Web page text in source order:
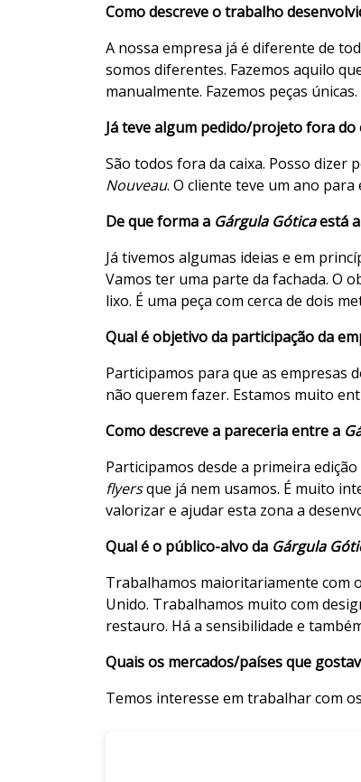
Como descreve o trabalho
A nossa empresa já é diferente de
somos diferentes. Fazemos aquilo
manualmente. Fazemos peças
Já teve algum pedido/projeto fora do
São todos fora da caixa. Posso
Nouveau. O cliente teve um ano
De que forma a Gárgula Góticaestá
Já tivemos algumas ideias e em
Vamos ter uma parte da fachada. O
lixo. É uma peça com cerca de dois
Qual é objetivo da participação da
Participamos para que as empresas
não querem fazer. Estamos muito
Como descreve a pareceria entre a
Participamos desde a primeira
flyersque já nem usamos. É muito
valorizar e ajudar esta zona a
Qual é o público-alvo da Gárgula
Trabalhamos maioritariamente com
Unido. Trabalhamos muito com
restauro. Há a sensibilidade e
Quais os mercados/países que
Temos interesse em trabalhar com